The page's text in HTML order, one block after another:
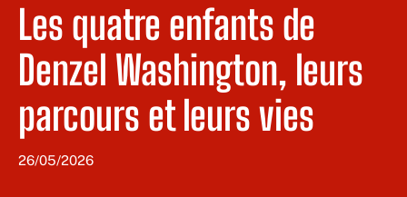
Les quatre enfants de
Denzel Washington, leurs
parcours et leurs vies
26/05/2026